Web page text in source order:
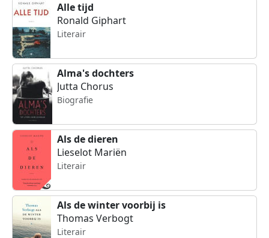
Alle tijd
Ronald Giphart
Literair
Alma's dochters
Jutta Chorus
Biografie
Als de dieren
Lieselot Mariën
Literair
Als de winter voorbij is
Thomas Verbogt
Literair